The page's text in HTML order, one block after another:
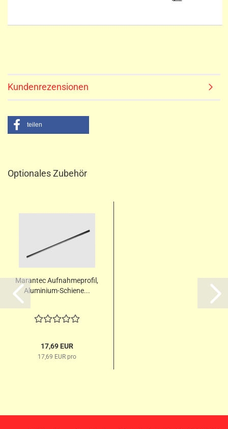
Kundenrezensionen
teilen
Optionales Zubehör
Marantec Aufnahmeprofil,
Aluminium-Schiene...
17,69 EUR
17,69 EUR pro